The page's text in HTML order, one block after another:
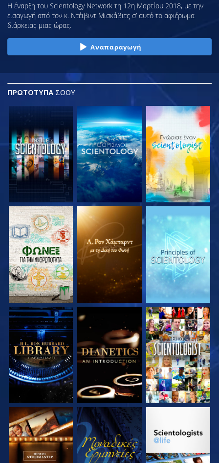
Η έναρξη του Scientology Network τη 12η Μαρτίου 2018, με την
εισαγωγή από τον κ. Ντέιβιντ Μισκάβιτς σ’ αυτό το αφιέρωμα
διάρκειας μιας ώρας.
Αναπαραγωγή
ΠΡΩΤΟΤΥΠΑ ΣΟΟΥ
ΕΞΕΡΕΥΝΗΣΤΕ ΤΗ
ΣΕΙΡΑ
ΕΞΕΡΕΥΝΗΣΤΕ ΤΗ
ΣΕΙΡΑ
ΕΞΕΡΕΥΝΗΣΤΕ ΤΗ
ΣΕΙΡΑ
ΕΞΕΡΕΥΝΗΣΤΕ ΤΗ
ΣΕΙΡΑ
ΕΞΕΡΕΥΝΗΣΤΕ ΤΗ
ΣΕΙΡΑ
ΠΑΡΑΚΟΛΟΥΘΗΣΤΕ
ΕΞΕΡΕΥΝΗΣΤΕ ΤΗ
ΣΕΙΡΑ
ΠΑΡΑΚΟΛΟΥΘΗΣΤΕ
ΕΞΕΡΕΥΝΗΣΤΕ ΤΗ